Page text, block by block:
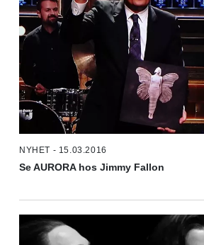
NYHET - 15.03.2016
Se AURORA hos Jimmy Fallon